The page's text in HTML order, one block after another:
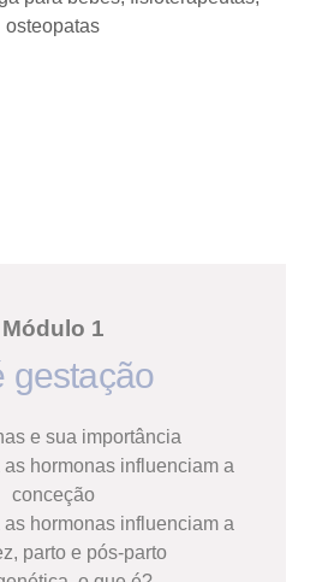
osteopatas
Módulo 1
gestação
e sua importância
as hormonas influenciam a
conceção
as hormonas influenciam a
parto e pós-parto